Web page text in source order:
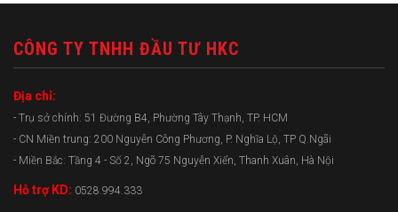
CÔNG TY TNHH ĐẦU TƯ HKC
Địa chỉ:
- Trụ sở chính: 51 Đường B4, Phường Tây Thạnh, TP. HCM
- CN Miền trung: 200 Nguyễn Công Phương, P. Nghĩa Lộ, TP Q.Ngãi
- Miền Bắc: Tầng 4 - Số 2, Ngõ 75 Nguyễn Xiển, Thanh Xuân, Hà Nội
Hỗ trợ KD: 0528.994.333